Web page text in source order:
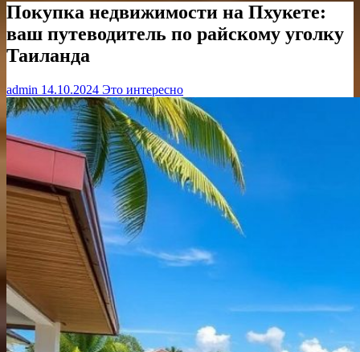
Покупка недвижимости на Пхукете:
ваш путеводитель по райскому уголку
Таиланда
admin 14.10.2024 Это интересно